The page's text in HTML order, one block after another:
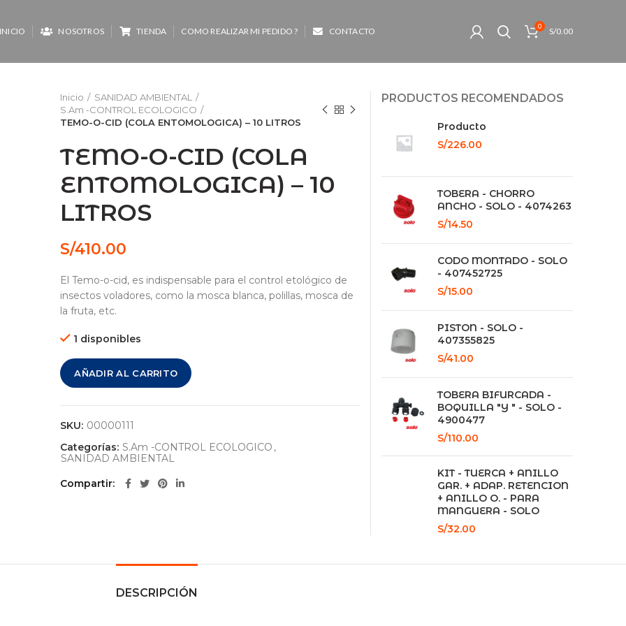
INICIO NOSOTROS TIENDA COMO REALIZAR MI PEDIDO ? CONTACTO 0 S/0.00
Inicio
SANIDAD AMBIENTAL
S.Am -CONTROL ECOLOGICO
TEMO-O-CID (COLA ENTOMOLOGICA) – 10 LITROS
TEMO-O-CID (COLA
ENTOMOLOGICA) – 10
LITROS
S/410.00
El Temo-o-cid, es indispensable para el control etológico de
insectos voladores, como la mosca blanca, polillas, mosca de
la fruta, etc.
1 disponibles
AÑADIR AL CARRITO
SKU: 00000111
Categorías: S.Am -CONTROL ECOLOGICO ,
SANIDAD AMBIENTAL
Compartir
PRODUCTOS RECOMENDADOS
Producto
S/226.00
TOBERA - CHORRO
ANCHO - SOLO - 4074263
S/14.50
CODO MONTADO - SOLO
- 407452725
S/15.00
PISTON - SOLO -
407355825
S/41.00
TOBERA BIFURCADA -
BOQUILLA "Y " - SOLO -
4900477
S/110.00
KIT - TUERCA + ANILLO
GAR. + ADAP. RETENCION
+ ANILLO O. - PARA
MANGUERA - SOLO
S/32.00
DESCRIPCIÓN